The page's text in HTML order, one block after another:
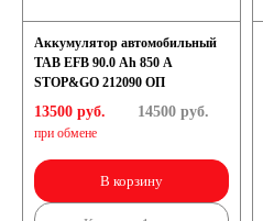
Аккумулятор автомобильный
TAB EFB 90.0 Ah 850 A
STOP&GO 212090 ОП
13500 руб.
при обмене
14500руб.
В корзину